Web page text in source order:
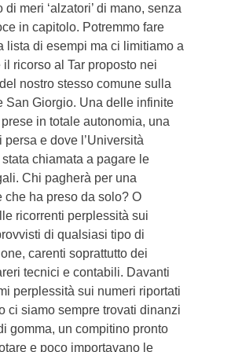
di meri ‘alzatori’ di mano, senza
in capitolo. Potremmo fare
lista di esempi ma ci limitiamo a
il ricorso al Tar proposto nei
nostro stesso comune sulla
San Giorgio. Una delle infinite
in totale autonomia, una
persa e dove l’Università
chiamata a pagare le
Chi pagherà per una
che ha preso da solo? O
ricorrenti perplessità sui
di qualsiasi tipo di
carenti soprattutto dei
tecnici e contabili. Davanti
perplessità sui numeri riportati
ci siamo sempre trovati dinanzi
gomma, un compitino pronto
e poco importavano le